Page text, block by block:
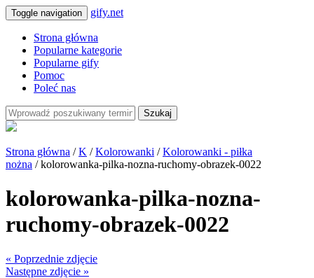
Toggle navigation gify.net
Strona główna
Popularne kategorie
Popularne gify
Pomoc
Poleć nas
Szukaj
Strona główna /K /Kolorowanki /Kolorowanki - piłka
nożna / kolorowanka-pilka-nozna-ruchomy-obrazek-0022
kolorowanka-pilka-nozna-
ruchomy-obrazek-0022
« Poprzednie zdjęcie
Następne zdjęcie »